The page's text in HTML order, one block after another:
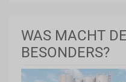
WAS MACHT
BESONDERS?